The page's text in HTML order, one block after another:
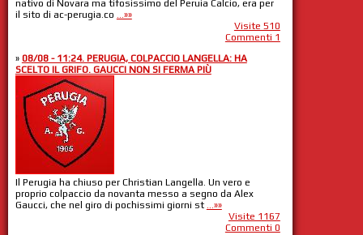
nativo di Novara ma tifosissimo del Peruia Calcio, era per
il sito di ac-perugia.co ...»»
Visite 510
Commenti 1
» 08/08 - 11:24. PERUGIA, COLPACCIO LANGELLA: HA
SCELTO IL GRIFO. GAUCCI NON SI FERMA PIÙ
Il Perugia ha chiuso per Christian Langella. Un vero e
proprio colpaccio da novanta messo a segno da Alex
Gaucci, che nel giro di pochissimi giorni st ...»»
Visite 1167
Commenti 0